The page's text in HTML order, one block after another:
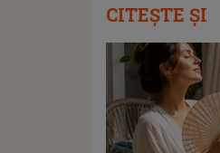
CITEȘTE ȘI